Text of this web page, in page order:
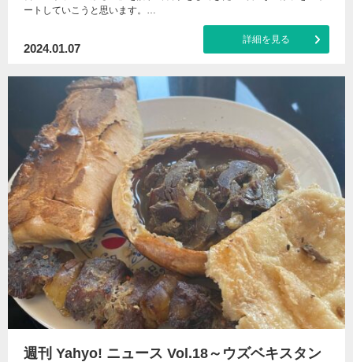
ートしていこうと思います。…
2024.01.07
詳細を見る
週刊 Yahyo! ニュース Vol.18～ウズベキスタン